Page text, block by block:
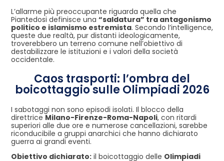
L’allarme più preoccupante riguarda quella che
Piantedosi definisce una “saldatura” tra antagonismo
politico e islamismo estremista. Secondo l’intelligence,
queste due realtà, pur distanti ideologicamente,
troverebbero un terreno comune nell’obiettivo di
destabilizzare le istituzioni e i valori della società
occidentale.
Caos trasporti: l’ombra del
boicottaggio sulle Olimpiadi 2026
I sabotaggi non sono episodi isolati. Il blocco della
direttriceMilano-Firenze-Roma-Napoli, con ritardi
superiori alle due ore e numerose cancellazioni, sarebbe
riconducibile a gruppi anarchici che hanno dichiarato
guerra ai grandi eventi.
Obiettivo dichiarato: il boicottaggio delle Olimpiadi